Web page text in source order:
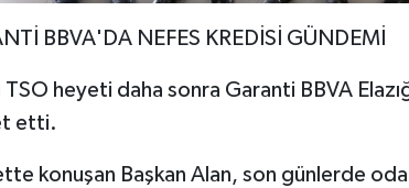
BBVA'DA NEFES KREDİSİ GÜNDEMİ
TSO heyeti daha sonra Garanti BBVA
etti.
konuşan Başkan Alan, son günlerde